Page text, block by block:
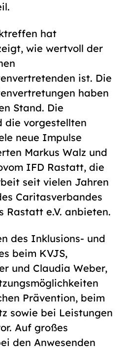
hat
wie wertvoll der
ist. Die
haben
Stand. Die
die vorgestellten
neue Impulse
Markus Walz und
vom IFD Rastatt, die
seit vielen Jahren
Caritasverbandes
Rastatt e.V. anbieten.
des Inklusions- und
beim KVJS,
und Claudia Weber,
Prävention, beim
sowie bei Leistungen
Auf großes
den Anwesenden